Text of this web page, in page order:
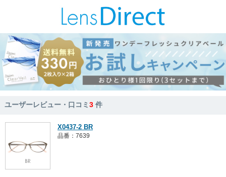
ユーザーレビュー・口コミ3 件
X0437-2 BR
品番：7639